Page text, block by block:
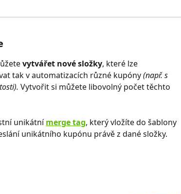
vytvářet nové složky, které lze
tak v automatizacích různé kupóny (např. s
Vytvořit si můžete libovolný počet těchto
unikátní merge tag, který vložíte do šablony
unikátního kupónu právě z dané složky.